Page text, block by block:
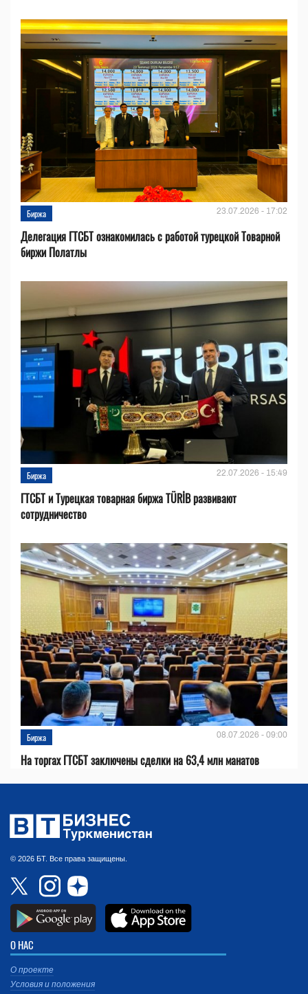
Биржа 23.07.2026 - 17:02
Делегация ГТСБТ ознакомилась с работой турецкой Товарной
биржи Полатлы
Биржа 22.07.2026 - 15:49
ГТСБТ и Турецкая товарная биржа TÜRİB развивают
сотрудничество
Биржа 08.07.2026 - 09:00
На торгах ГТСБТ заключены сделки на 63,4 млн манатов
© 2026 БТ. Все права защищены.
О НАС
О проекте
Условия и положения